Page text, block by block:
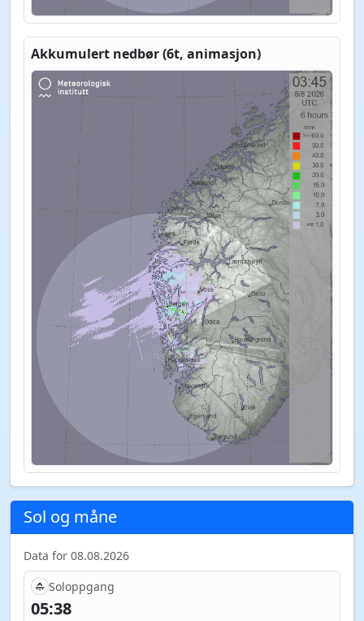
Akkumulert nedbør (6t, animasjon)
Sol og måne
Data for 08.08.2026
Soloppgang
05:38